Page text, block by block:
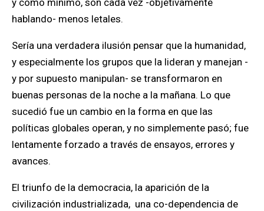
y como mínimo, son cada vez -objetivamente
hablando- menos letales.
Sería una verdadera ilusión pensar que la humanidad,
y especialmente los grupos que la lideran y manejan -
y por supuesto manipulan- se transformaron en
buenas personas de la noche a la mañana. Lo que
sucedió fue un cambio en la forma en que las
políticas globales operan, y no simplemente pasó; fue
lentamente forzado a través de ensayos, errores y
avances.
El triunfo de la democracia, la aparición de la
civilización industrializada, una co-dependencia de